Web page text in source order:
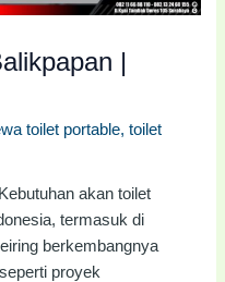
|
toilet portable,toilet
akan toilet
termasuk di
berkembangnya
proyek